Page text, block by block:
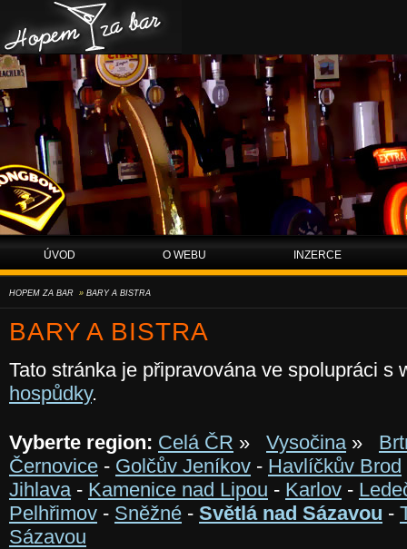
Hopem za bar
ÚVOD O WEBU INZERCE
HOPEM ZA BAR » BARY A BISTRA
BARY A BISTRA
Tato stránka je připravována ve spolupráci s
hospůdky.
Vyberte region: Celá ČR » Vysočina»
Černovice - Golčův Jeníkov - Havlíčkův Brod
Jihlava- Kamenice nad Lipou - Karlov -
Pelhřimov - Sněžné - Světlá nad Sázavou -
Sázavou